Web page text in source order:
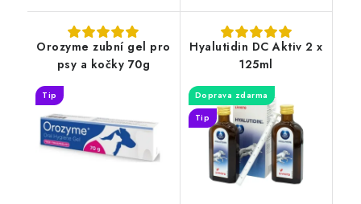
Orozyme zubní gel pro
psy a kočky 70g
Tip
Hyalutidin DC Aktiv 2 x
125ml
Doprava zdarma
Tip